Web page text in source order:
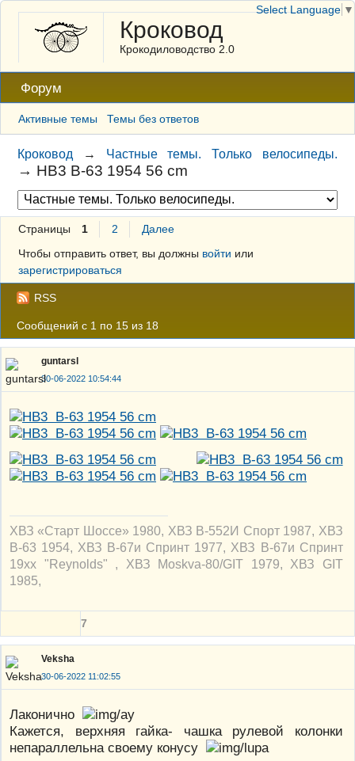
Кроковод
Крокодиловодство 2.0
Форум
Активные темы Темы без ответов
Кроковод → Частные темы. Только велосипеды.
→ HB3 B-63 1954 56 cm
Страницы 1 2
Далее
Чтобы отправить ответ, вы должны войти или
зарегистрироваться
RSS
Сообщений с 1 по 15 из 18
guntarsl
30-06-2022 10:54:44
ХВЗ «Старт Шоссе» 1980, ХВЗ В-552И Спорт 1987, ХВЗ
В-63 1954, ХВЗ В-67и Спринт 1977, ХВЗ В-67и Спринт
19xx "Reynolds" , ХВЗ Moskva-80/GIT 1979, ХВЗ GIT
1985,
7
Veksha
30-06-2022 11:02:55
Лаконично
Кажется, верхняя гайка- чашка рулевой колонки
непараллельна своему конусу
Select Language ▼